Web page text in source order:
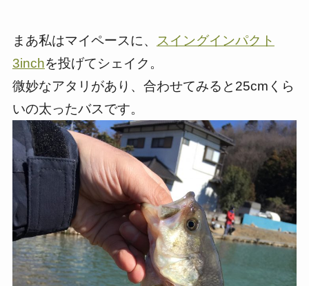
まあ私はマイペースに、 スイングインパクト
3inchを投げてシェイク。
微妙なアタリがあり、合わせてみると25cmくら
いの太ったバスです。